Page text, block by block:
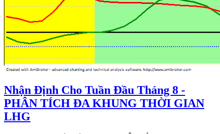
Nhận Định Cho Tuần Đầu Tháng 8 -
PHÂN TÍCH ĐA KHUNG THỜI GIAN
LHG